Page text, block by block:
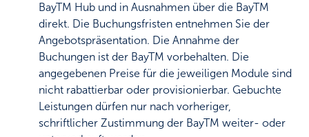
BayTM Hub und in Ausnahmen über die BayTM
direkt. Die Buchungsfristen entnehmen Sie der
Angebotspräsentation. Die Annahme der
Buchungen ist der BayTM vorbehalten. Die
angegebenen Preise für die jeweiligen Module sind
nicht rabattierbar oder provisionierbar. Gebuchte
Leistungen dürfen nur nach vorheriger,
schriftlicher Zustimmung der BayTM weiter- oder